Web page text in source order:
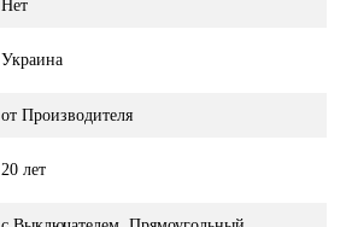
Нет
Украина
от Производителя
20 лет